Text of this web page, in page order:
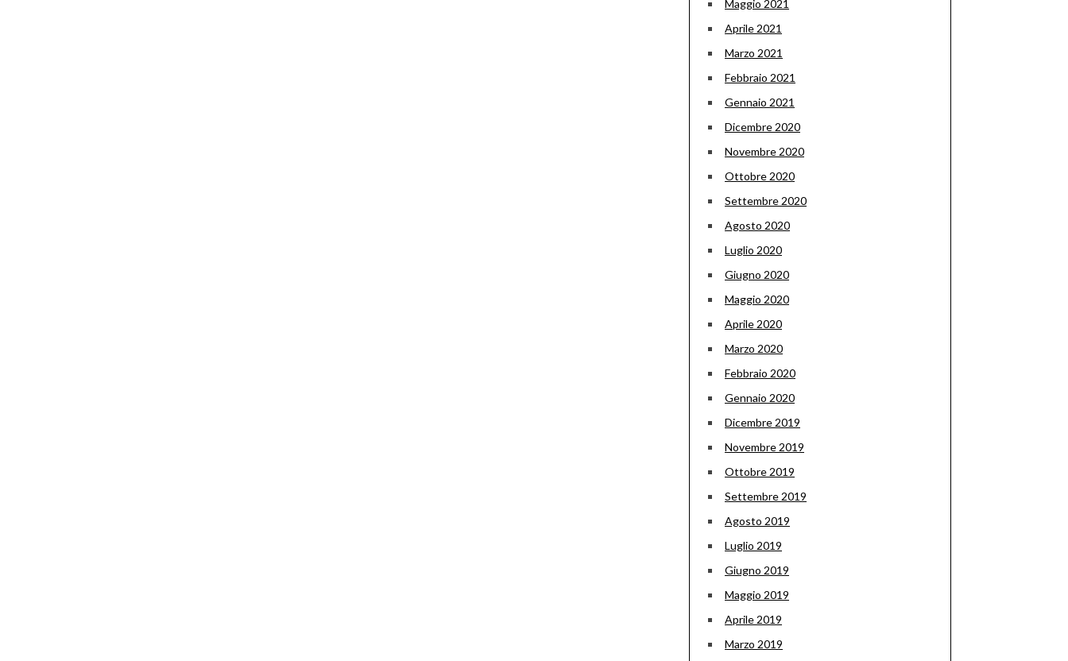
Maggio 2021
Aprile 2021
Marzo 2021
Febbraio 2021
Gennaio 2021
Dicembre 2020
Novembre 2020
Ottobre 2020
Settembre 2020
Agosto 2020
Luglio 2020
Giugno 2020
Maggio 2020
Aprile 2020
Marzo 2020
Febbraio 2020
Gennaio 2020
Dicembre 2019
Novembre 2019
Ottobre 2019
Settembre 2019
Agosto 2019
Luglio 2019
Giugno 2019
Maggio 2019
Aprile 2019
Marzo 2019